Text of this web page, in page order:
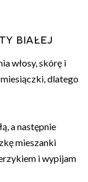
białej
włosy, skórę i
dlatego
a następnie
mieszanki
i wypijam